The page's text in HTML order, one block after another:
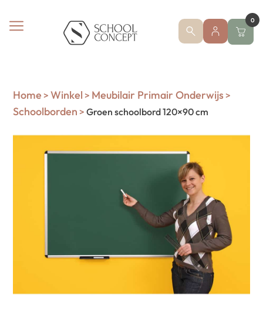
0
Home > Winkel > Meubilair Primair Onderwijs>
Schoolborden > Groen schoolbord 120×90 cm